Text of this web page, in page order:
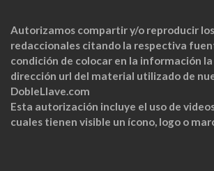
Autorizamos compartir y/o reproducir
redaccionales citando la respectiva
condición de colocar en la información
dirección url del material utilizado de
DobleLlave.com
Esta autorización incluye el uso de
cuales tienen visible un ícono, logo o